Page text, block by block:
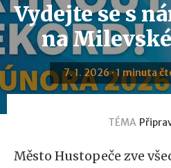
Vydejte se s
na
7. 1. 2026 · 1 minuta
TÉMA
Město Hustopeče zve